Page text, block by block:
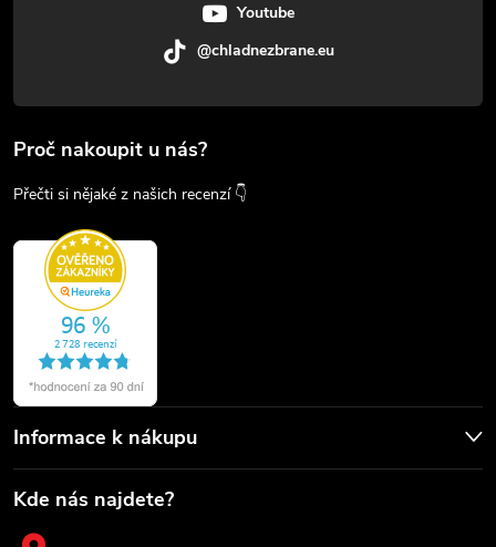
Youtube
@chladnezbrane.eu
Proč nakoupit u nás?
Přečti si nějaké z našich recenzí 👇
Informace k nákupu
Kde nás najdete?